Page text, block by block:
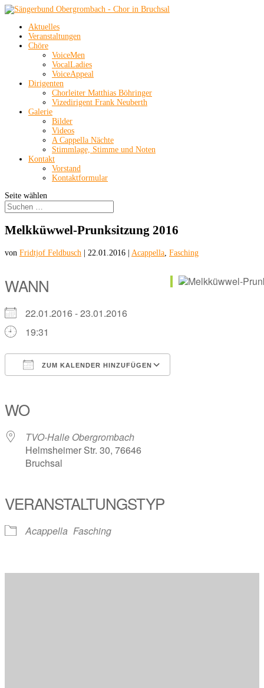
Aktuelles
Veranstaltungen
Chöre
VoiceMen
VocalLadies
VoiceAppeal
Dirigenten
Chorleiter Matthias Böhringer
Vizedirigent Frank Neuberth
Galerie
Bilder
Videos
A Cappella Nächte
Stimmlage, Stimme und Noten
Kontakt
Vorstand
Kontaktformular
Seite wählen
Melkküwwel-Prunksitzung 2016
von Fridtjof Feldbusch 22.01.2016 Acappella Fasching
WANN
22.01.2016 - 23.01.2016
19:31
ZUM KALENDER HINZUFÜGEN
WO
TVO-Halle Obergrombach
Helmsheimer Str. 30, 76646
Bruchsal
VERANSTALTUNGSTYP
Acappella Fasching